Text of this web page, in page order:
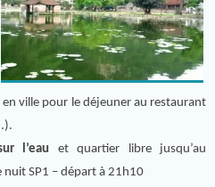
ville pour le déjeuner au restaurant
l’eau et quartier libre jusqu’au
SP1 – départ à 21h10